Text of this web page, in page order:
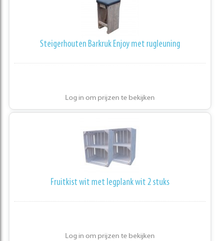
Steigerhouten Barkruk Enjoy met rugleuning
Log in om prijzen te bekijken
Fruitkist wit met legplank wit 2 stuks
Log in om prijzen te bekijken